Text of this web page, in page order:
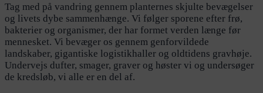
Tag med på vandring gennem planternes skjulte bevægelser
og livets dybe sammenhænge. Vi følger sporene efter frø,
bakterier og organismer, der har formet verden længe før
mennesket. Vi bevæger os gennem genforvildede
landskaber, gigantiske logistikhaller og oldtidens gravhøje.
Undervejs dufter, smager, graver og høster vi og undersøger
de kredsløb, vi alle er en del af.